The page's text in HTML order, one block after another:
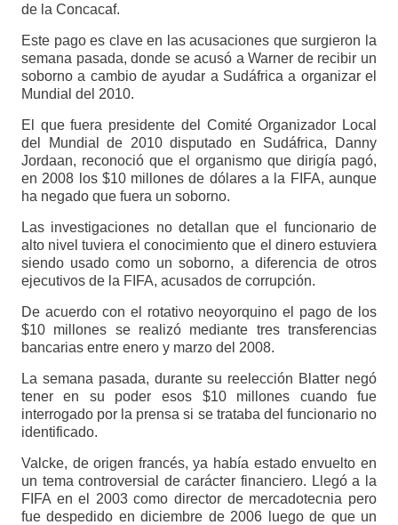
de la Concacaf.
Este pago es clave en las acusaciones que surgieron la
semana pasada, donde se acusó a Warner de recibir un
soborno a cambio de ayudar a Sudáfrica a organizar el
Mundial del 2010.
El que fuera presidente del Comité Organizador Local
del Mundial de 2010 disputado en Sudáfrica, Danny
Jordaan, reconoció que el organismo que dirigía pagó,
en 2008 los $10 millones de dólares a la FIFA, aunque
ha negado que fuera un soborno.
Las investigaciones no detallan que el funcionario de
alto nivel tuviera el conocimiento que el dinero estuviera
siendo usado como un soborno, a diferencia de otros
ejecutivos de la FIFA, acusados de corrupción.
De acuerdo con el rotativo neoyorquino el pago de los
$10 millones se realizó mediante tres transferencias
bancarias entre enero y marzo del 2008.
La semana pasada, durante su reelección Blatter negó
tener en su poder esos $10 millones cuando fue
interrogado por la prensa si se trataba del funcionario no
identificado.
Valcke, de origen francés, ya había estado envuelto en
un tema controversial de carácter financiero. Llegó a la
FIFA en el 2003 como director de mercadotecnia pero
fue despedido en diciembre de 2006 luego de que un